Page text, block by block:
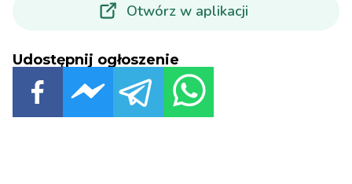
Otwórz w aplikacji
Udostępnij ogłoszenie